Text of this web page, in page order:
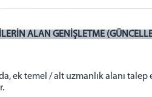
ALAN GENİŞLETME
ek temel / alt uzmanlık alanı